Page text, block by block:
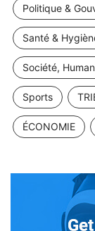
Politique &
Santé &
Société,
Sports
ÉCONOMIE